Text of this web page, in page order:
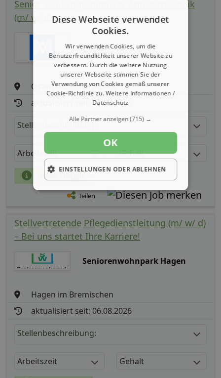
Senior SPS-Programmierer Antriebstechnik
(m/ w/ d)
Heristo AG
Osterholz-Scharmbeck
aktualisiert seit: 05.08.2026
Stellenbeschreibung:
Arbeitszeit Gehalt
mehr Details
Teilen
Stellvertretende Pflegedienstleitung (m/ w/ d)
– Bei uns startet Ihre Karriere!
Seniorenwohnpark Hagen
Hagen im Bremischen
aktualisiert seit: 06.08.2026
Stellenbeschreibung:
Arbeitszeit Gehalt
Diese Webseite verwendet
Cookies.
Wir verwenden Cookies, um die
Benutzerfreundlichkeit unserer Website zu
verbessern. Durch die weitere Nutzung
unserer Webseite stimmen Sie der
Verwendung von Cookies gemäß unserer
Cookie-Richtlinie zu.Weitere Informationen /
Datenschutz
Alle Partner anzeigen(715) →
OK
EINSTELLUNGEN ODER ABLEHNEN